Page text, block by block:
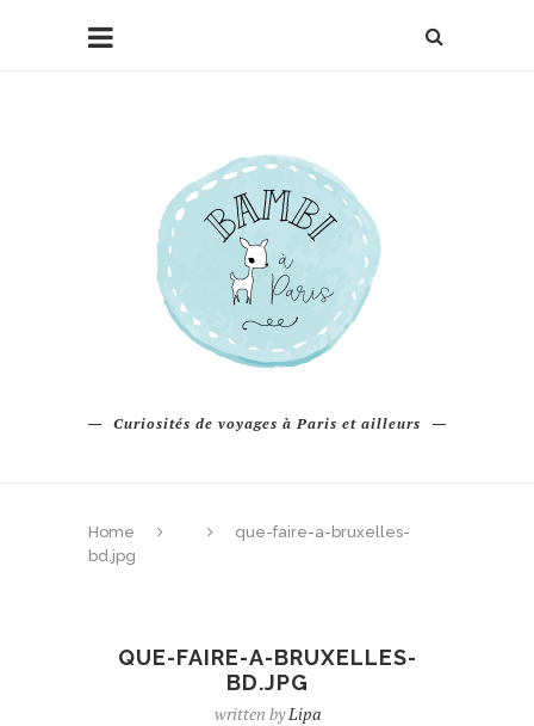
Curiosités de voyages à Paris et ailleurs
Home
que-faire-a-bruxelles-
bd.jpg
QUE-FAIRE-A-BRUXELLES-
BD.JPG
written byLipa